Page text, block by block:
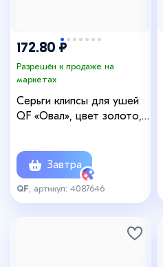
172.80 ₽
Разрешён к продаже на
маркетах
Серьги клипсы для ушей
QF «Овал», цвет золото,
Завтра
QF , артикул: 4087646